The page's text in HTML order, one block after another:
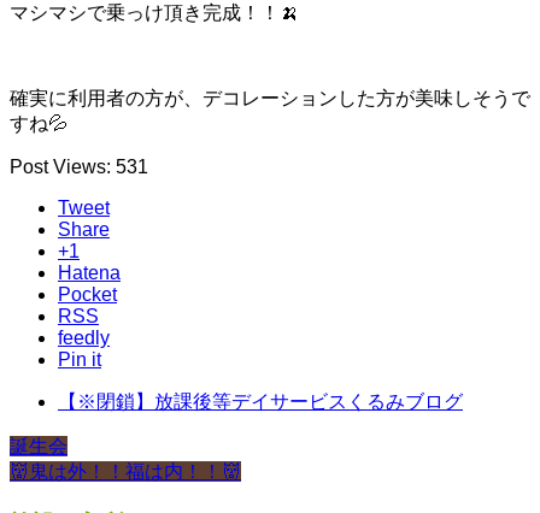
マシマシで乗っけ頂き完成！！🍌
確実に利用者の方が、デコレーションした方が美味しそうで
すね💦
Post Views: 531
Tweet
Share
+1
Hatena
Pocket
RSS
feedly
Pin it
【※閉鎖】放課後等デイサービスくるみブログ
誕生会
👹鬼は外！！福は内！！👹